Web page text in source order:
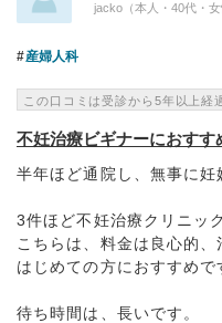
jacko（本人・40代・女
産婦人科
この口コミは受診から5年以上経
不妊治療ビギナーにおすす
半年ほど通院し、無事に妊
3件ほど不妊治療クリニッ
こちらは、料金は良心的
はじめての方におすすめで
待ち時間は、長いです。